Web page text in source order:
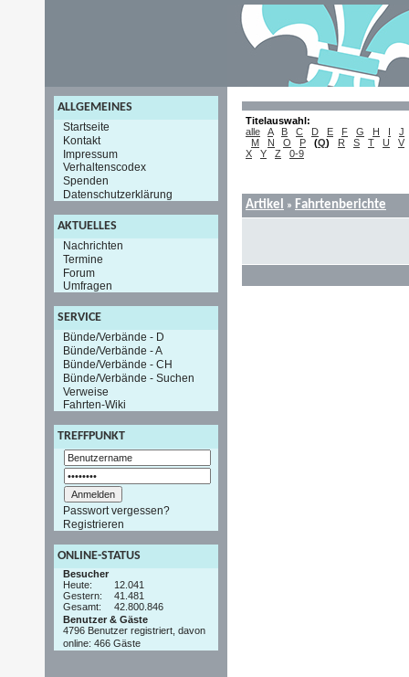
ALLGEMEINES
Startseite
Kontakt
Impressum
Verhaltenscodex
Spenden
Datenschutzerklärung
AKTUELLES
Nachrichten
Termine
Forum
Umfragen
SERVICE
Bünde/Verbände - D
Bünde/Verbände - A
Bünde/Verbände - CH
Bünde/Verbände - Suchen
Verweise
Fahrten-Wiki
TREFFPUNKT
Passwort vergessen?
Registrieren
ONLINE-STATUS
Besucher
Heute:
12.041
Gestern:
41.481
Gesamt:
42.800.846
Benutzer & Gäste
4796 Benutzer registriert, davon
online: 466 Gäste
Titelauswahl:
alle
A B C D E F G H I
J
M
N O P (Q) R S T U
V
X
Y Z 0-9
Artikel » Fahrtenberichte